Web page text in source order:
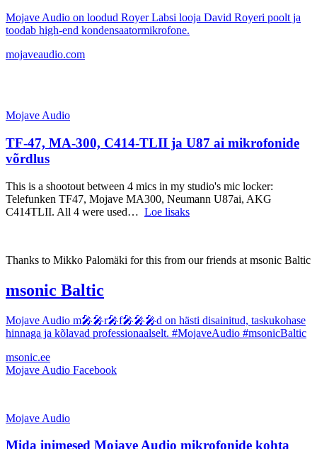
Mojave Audio on loodud Royer Labsi looja David Royeri poolt ja
toodab high-end kondensaatormikrofone.
mojaveaudio.com
Mojave Audio
TF-47, MA-300, C414-TLII ja U87 ai mikrofonide
võrdlus
This is a shootout between 4 mics in my studio's mic locker:
Telefunken TF47, Mojave MA300, Neumann U87ai, AKG
C414TLII. All 4 were used… Loe lisaks
Thanks to Mikko Palomäki for this from our friends at msonic Baltic
msonic Baltic
Mojave Audio m🎤🎤r🎤f🎤🎤🎤d on hästi disainitud, taskukohase
hinnaga ja kõlavad professionaalselt. #MojaveAudio #msonicBaltic
msonic.ee
Mojave Audio Facebook
Mojave Audio
Mida inimesed Mojave Audio mikrofonide kohta